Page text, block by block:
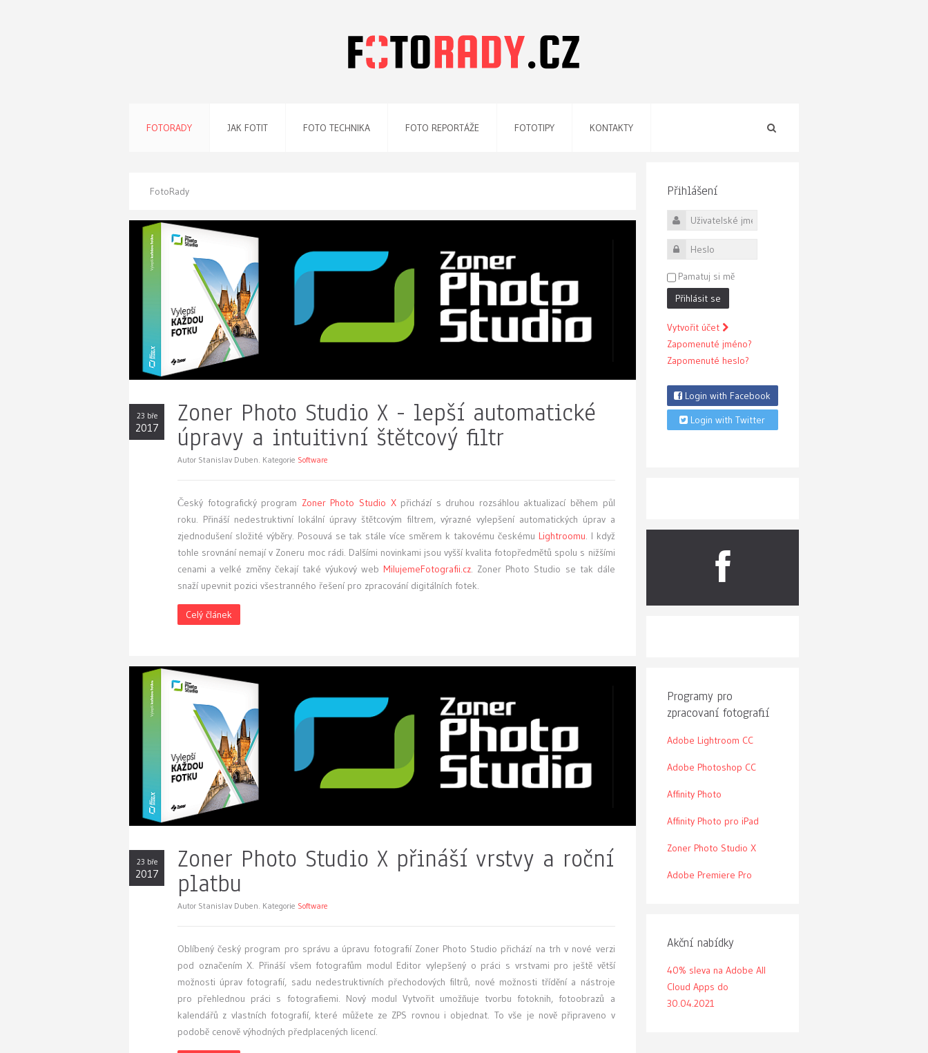
FOTORADY JAK FOTIT FOTO TECHNIKA FOTO REPORTÁŽE FOTOTIPY KONTAKTY
FotoRady
23 bře
2017 Zoner Photo Studio X - lepší automatické
úpravy a intuitivní štětcový filtr
Autor Stanislav Duben. Kategorie Software
Český fotografický program Zoner Photo Studio Xpřichází s druhou rozsáhlou aktualizací během půl
roku. Přináší nedestruktivní lokální úpravy štětcovým filtrem, výrazné vylepšení automatických úprav a
zjednodušení složité výběry. Posouvá se tak stále více směrem k takovému českému Lightroomu. I když
tohle srovnání nemají v Zoneru moc rádi. Dalšími novinkami jsou vyšší kvalita fotopředmětů spolu s nižšími
cenami a velké změny čekají také výukový web MilujemeFotografii.cz. Zoner Photo Studio se tak dále
snaží upevnit pozici všestranného řešení pro zpracování digitálních fotek.
Celý článek
23 bře
2017 Zoner Photo Studio X přináší vrstvy a roční
platbu
Autor Stanislav Duben. Kategorie Software
Oblíbený český program pro správu a úpravu fotografií Zoner Photo Studio přichází na trh v nové verzi
pod označením X. Přináší všem fotografům modul Editor vylepšený o práci s vrstvami pro ještě větší
možnosti úprav fotografií, sadu nedestruktivních přechodových filtrů, nové možnosti třídění a nástroje
pro přehlednou práci s fotografiemi. Nový modul Vytvořit umožňuje tvorbu fotoknih, fotoobrazů a
kalendářů z vlastních fotografií, které můžete ze ZPS rovnou i objednat. To vše je nově připraveno v
podobě cenově výhodných předplacených licencí.
Přihlášení
Uživatelské jméno
Heslo
Pamatuj si mě
Přihlásit se
Vytvořit účet
Zapomenuté jméno?
Zapomenuté heslo?
Login with Facebook
Login with Twitter
Programy pro
zpracovaní fotografií
Adobe Lightroom CC
Adobe Photoshop CC
Affinity Photo
Affinity Photo pro iPad
Zoner Photo Studio X
Adobe Premiere Pro
Akční nabídky
40% sleva na Adobe All
Cloud Apps do
30.04.2021